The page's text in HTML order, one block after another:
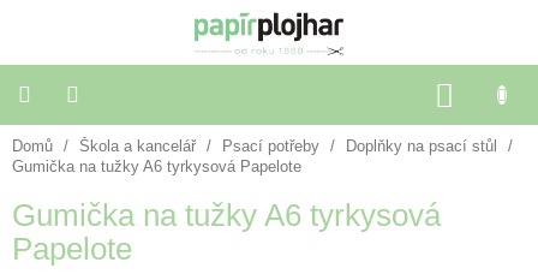
KOŠÍK
Balení
dárků
Dekorace
a
doplňky
Domů / Škola a kancelář / Psací potřeby / Doplňky na psací stůl
/
Gumička na tužky A6 tyrkysová Papelote
Gumička na tužky A6 tyrkysová
Papelote